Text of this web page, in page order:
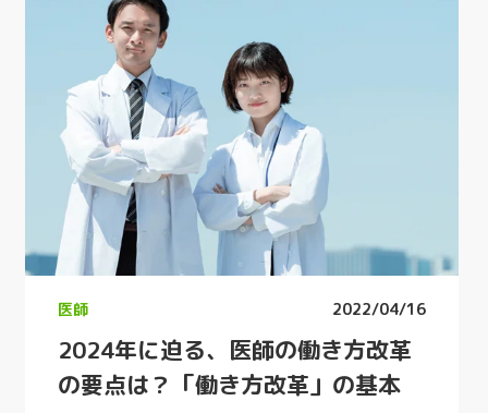
2022/04/16
医師
2024年に迫る、医師の働き方改革
の要点は？「働き方改革」の基本